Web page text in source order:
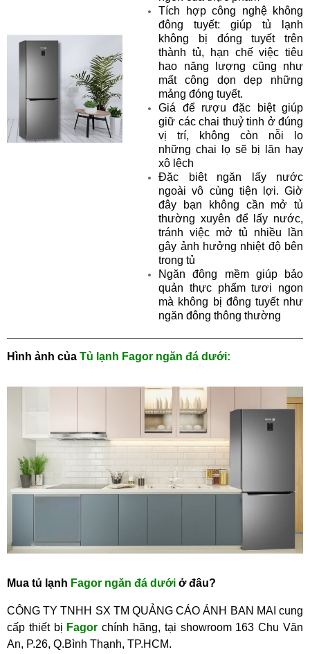
Tích hợp công nghệ không
đông tuyết: giúp tủ lạnh
không bị đóng tuyết trên
thành tủ, hạn chế việc tiêu
hao năng lượng cũng như
mất công dọn dẹp những
mảng đóng tuyết.
Giá để rượu đặc biệt giúp
giữ các chai thuỷ tinh ở đúng
vị trí, không còn nỗi lo
những chai lọ sẽ bị lăn hay
xô lệch
Đặc biệt ngăn lấy nước
ngoài vô cùng tiện lợi. Giờ
đây bạn không cần mở tủ
thường xuyên để lấy nước,
tránh việc mở tủ nhiều lần
gây ảnh hưởng nhiệt độ bên
trong tủ
Ngăn đông mềm giúp bảo
quản thực phẩm tươi ngon
mà không bị đông tuyết như
ngăn đông thông thường
Hình ảnh của Tủ lạnh Fagor ngăn đá dưới:
Mua tủ lạnh Fagor ngăn đá dưới ở đâu?
CÔNG TY TNHH SX TM QUẢNG CÁO ÁNH BAN MAI cung
cấp thiết bị Fagor chính hãng, tại showroom 163 Chu Văn
An, P.26, Q.Bình Thạnh, TP.HCM.